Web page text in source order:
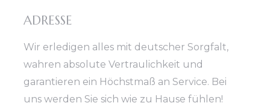
ADRESSE
Wir erledigen alles mit deutscher Sorgfalt,
wahren absolute Vertraulichkeit und
garantieren ein Höchstmaß an Service. Bei
uns werden Sie sich wie zu Hause fühlen!